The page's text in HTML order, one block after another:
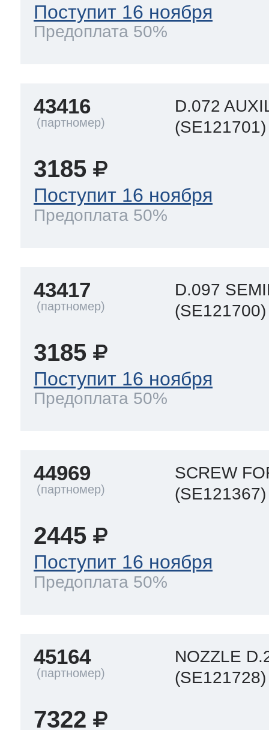
Поступит 16 ноября
Предоплата 50%
43416
D.072
(SE121701)
3185
Поступит 16 ноября
Предоплата 50%
43417
D.097
(SE121700)
3185
Поступит 16 ноября
Предоплата 50%
44969
SCREW
(SE121367)
2445
Поступит 16 ноября
Предоплата 50%
45164
NOZZLE
(SE121728)
7322